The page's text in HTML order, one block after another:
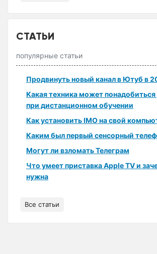
СТАТЬИ
популярные статьи
Продвинуть новый канал в Ютуб в
Какая техника может понадобиться
при дистанционном обучении
Как установить IMO на свой
Каким был первый сенсорный
Могут ли взломать Телеграм
Что умеет приставка Apple TV и
нужна
Все статьи